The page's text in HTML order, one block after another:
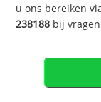
u ons bereiken
238188 bij